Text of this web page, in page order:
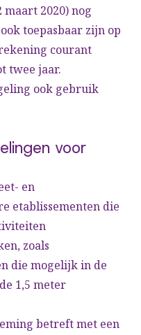
2020) nog
toepasbaar zijn op
courant
twee jaar.
ook gebruik
voor
en
etablissementen die
zoals
die mogelijk in de
1,5 meter
betreft met een